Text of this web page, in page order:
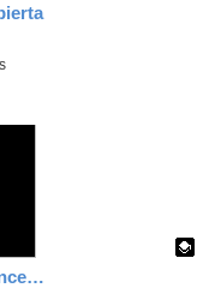
Contenido Digital Moda Conceptual